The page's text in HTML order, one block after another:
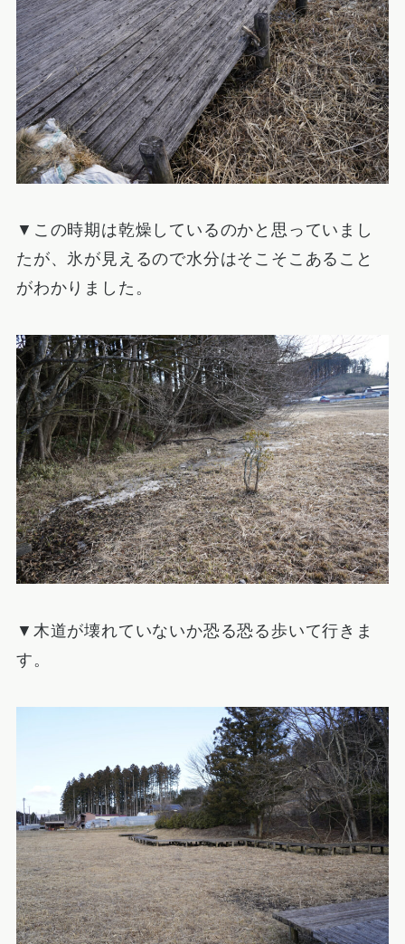
▼この時期は乾燥しているのかと思っていまし
たが、氷が見えるので水分はそこそこあること
がわかりました。
▼木道が壊れていないか恐る恐る歩いて行きま
す。